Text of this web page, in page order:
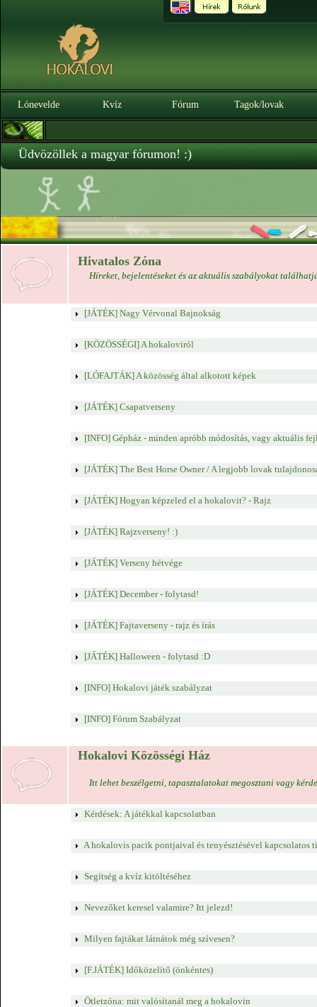
Lónevelde Kvíz Fórum Tagok/lovak
Üdvözöllek a magyar fórumon! :)
Hivatalos Zóna
Híreket, bejelentéseket és az aktuális szabályokat
[JÁTÉK] Nagy Vérvonal Bajnokság
[KÖZÖSSÉGI] A hokaloviról
[LÓFAJTÁK] A közösség által alkotott képek
[JÁTÉK] Csapatverseny
[INFO] Gépház - minden apróbb módosítás, vagy aktuális
[JÁTÉK] The Best Horse Owner / A legjobb lovak
[JÁTÉK] Hogyan képzeled el a hokalovit? - Rajz
[JÁTÉK] Rajzverseny! :)
[JÁTÉK] Verseny hétvége
[JÁTÉK] December - folytasd!
[JÁTÉK] Fajtaverseny - rajz és írás
[JÁTÉK] Halloween - folytasd :D
[INFO] Hokalovi játék szabályzat
[INFO] Fórum Szabályzat
Hokalovi Közösségi Ház
Itt lehet beszélgetni, tapasztalatokat megosztani vagy
Kérdések: A játékkal kapcsolatban
A hokalovis pacik pontjaival és tenyésztésével kapcsolatos
Segítség a kvíz kitöltéséhez
Nevezőket keresel valamire? Itt jelezd!
Milyen fajtákat látnátok még szívesen?
[F.JÁTÉK] Időközelítő (önkéntes)
Ötletzóna: mit valósítanál meg a hokalovin